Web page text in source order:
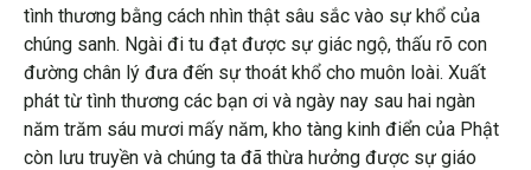
tình thương bằng cách nhìn thật sâu sắc vào sự khổ của
chúng sanh. Ngài đi tu đạt được sự giác ngộ, thấu rõ con
đường chân lý đưa đến sự thoát khổ cho muôn loài. Xuất
phát từ tình thương các bạn ơi và ngày nay sau hai ngàn
năm trăm sáu mươi mấy năm, kho tàng kinh điển của Phật
còn lưu truyền và chúng ta đã thừa hưởng được sự giáo